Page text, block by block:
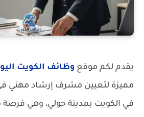
يقدم لكم موقع وظائف الكويت
مميزة لتعيين مشرف إرشاد مهني في
في الكويت بمدينة حولي، وهي فرصة